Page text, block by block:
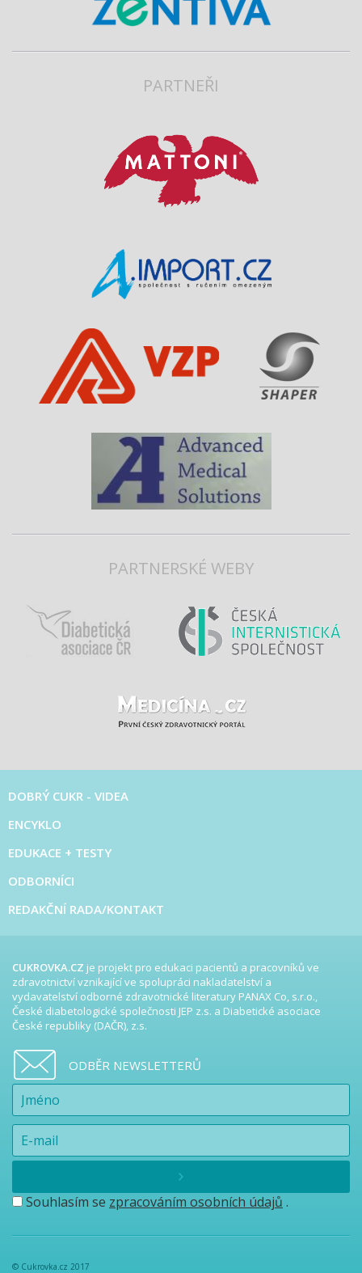
PARTNEŘI
PARTNERSKÉ WEBY
DOBRÝ CUKR - VIDEA
ENCYKLO
EDUKACE + TESTY
ODBORNÍCI
REDAKČNÍ RADA/KONTAKT
CUKROVKA.CZ je projekt pro edukaci pacientů a pracovníků ve
zdravotnictví vznikající ve spolupráci nakladatelství a
vydavatelství odborné zdravotnické literatury PANAX Co, s.r.o.,
České diabetologické společnosti JEP z.s. a Diabetické asociace
České republiky (DAČR), z.s.
ODBĚR NEWSLETTERŮ
Souhlasím se zpracováním osobních údajů .
© Cukrovka.cz 2017